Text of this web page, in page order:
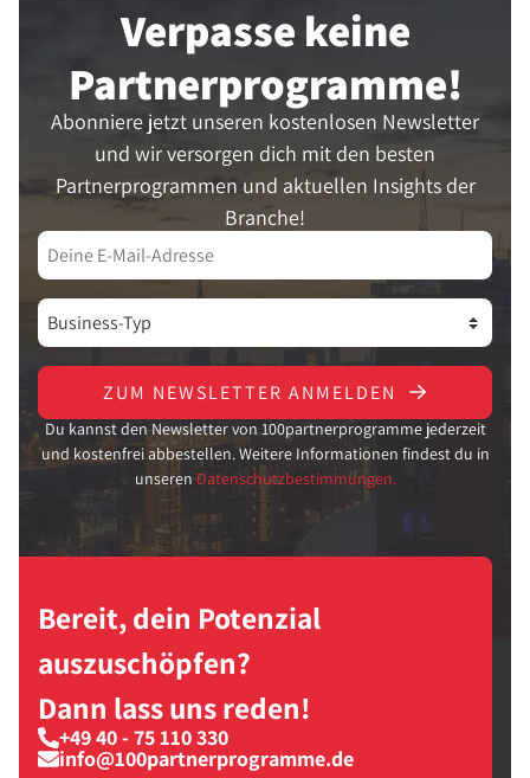
Verpasse keine
Partner­programme!
Abonniere jetzt unseren kostenlosen Newsletter
und wir versorgen dich mit den besten
Partnerprogrammen und aktuellen Insights der
Branche!
ZUM NEWSLETTER ANMELDEN
Du kannst den Newsletter von 100partnerprogramme jederzeit
und kostenfrei abbestellen. Weitere Informationen findest du in
unseren Datenschutzbestimmungen.
Bereit, dein Potenzial
auszuschöpfen?
Dann lass uns reden!
+49 40 - 75 110 330
info@100partnerprogramme.de